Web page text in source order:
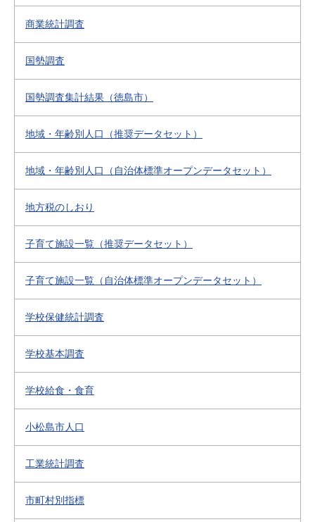
商業統計調査
国勢調査
国勢調査集計結果（徳島市）
地域・年齢別人口（推奨データセット）
地域・年齢別人口（自治体標準オープンデータセット）
地方税のしおり
子育て施設一覧（推奨データセット）
子育て施設一覧（自治体標準オープンデータセット）
学校保健統計調査
学校基本調査
学校給食・食育
小松島市人口
工業統計調査
市町村別指標